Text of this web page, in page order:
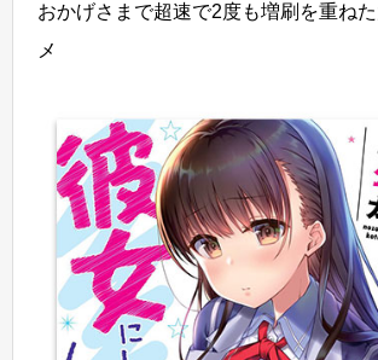
おかげさまで超速で2度も増刷を重ね
メ